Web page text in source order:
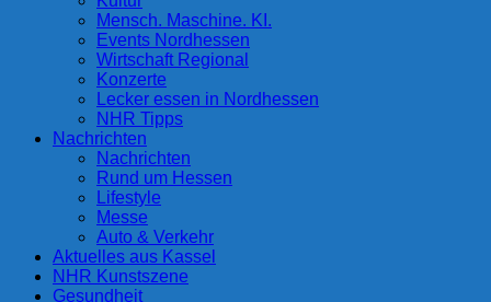
Mensch. Maschine. KI.
Events Nordhessen
Wirtschaft Regional
Konzerte
Lecker essen in Nordhessen
NHR Tipps
Nachrichten
Nachrichten
Rund um Hessen
Lifestyle
Messe
Auto & Verkehr
Aktuelles aus Kassel
NHR Kunstszene
Gesundheit